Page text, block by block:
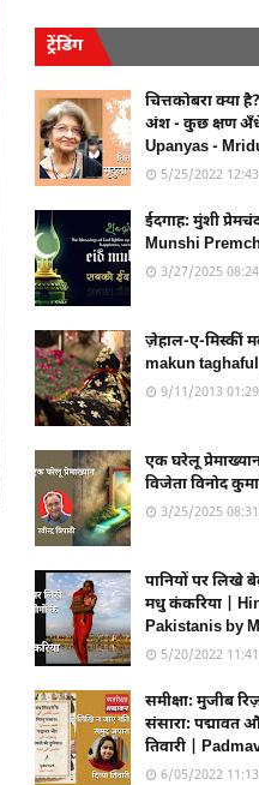
ट्रेंडिंग
चित्तकोबरा क्या
अंश - कुछ क्षण
Upanyas -
5/25/2022
ईदगाह: मुंशी
Munshi
3/27/2025
ज़ेहाल-ए-मिस्कीं
9/11/2013
एक घरेलू प्रेमाख्यान
विजेता विनोद
3/25/2025
पानियों पर
मधु कंकरिया |
Pakistanis by
5/20/2022
समीक्षा: मुजीब
संसारा: पद्मावत
तिवारी |
6/05/2022